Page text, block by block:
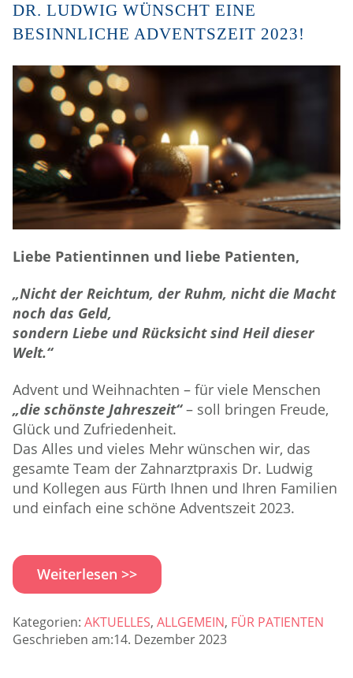
DR. LUDWIG WÜNSCHT EINE
BESINNLICHE ADVENTSZEIT 2023!
Liebe Patientinnen und liebe Patienten,
„Nicht der Reichtum, der Ruhm, nicht die Macht
noch das Geld,
sondern Liebe und Rücksicht sind Heil dieser
Welt.“
Advent und Weihnachten – für viele Menschen
„die schönste Jahreszeit“– soll bringen Freude,
Glück und Zufriedenheit.
Das Alles und vieles Mehr wünschen wir, das
gesamte Team der Zahnarztpraxis Dr. Ludwig
und Kollegen aus Fürth Ihnen und Ihren Familien
und einfach eine schöne Adventszeit 2023.
Weiterlesen >>
Kategorien: AKTUELLES, ALLGEMEIN, FÜR PATIENTEN
Geschrieben am:14. Dezember 2023